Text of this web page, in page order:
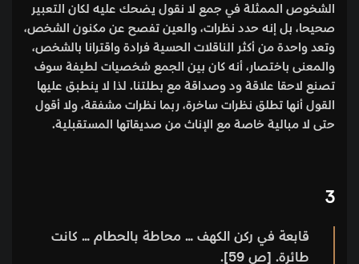
الشخوص الممثلة في جمع لا نقول يضحك عليه لكان التعبير
صحيحا، بل إنه حدد نظرات، والعين تفصح عن مكنون الشخص،
وتعد واحدة من أكثر الناقلات الحسية فرادة واقترانا بالشخص،
والمعنى باختصار، أنه كان بين الجمع شخصيات لطيفة سوف
تصنع لاحقا علاقة ود وصداقة مع بطلتنا. لذا لا ينطبق عليها
القول أنها تطلق نظرات ساخرة، ربما نظرات مشفقة، ولا أقول
حتى لا مبالية خاصة مع الإناث من صديقاتها المستقبلية.
3
قابعة في ركن الكهف … محاطة بالحطام … كانت
طائرة. [ص 59].